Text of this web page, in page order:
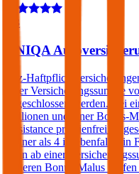
4,3
UNIQA
Kfz-
einer Versicherungssumme
abgeschlossen werden. Bei
Millionen und einer Bonus-
Assistance prämienfrei
kleiner als 4 ist ebenfalls ein
kann ab einer
höheren Bonus-Malus